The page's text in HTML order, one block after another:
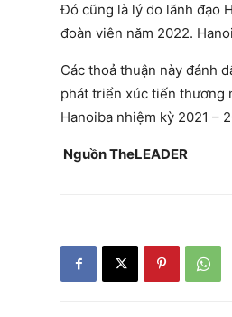
Đó cũng là lý do lãnh đạo
đoàn viên năm 2022.
Các thoả thuận này đánh
phát triển xúc tiến thương
Hanoiba nhiệm kỳ 2021 –
Nguồn TheLEADER